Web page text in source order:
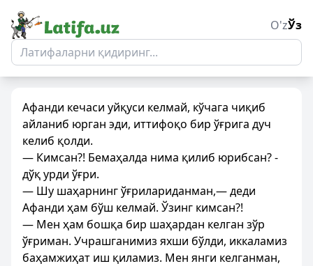
O'zЎз
Афанди кечаси уйқуси келмай, кўчага чиқиб
айланиб юрган эди, иттифоқо бир ўғрига дуч
келиб қолди.
— Кимсан?! Бемаҳалда нима қилиб юрибсан? -
дўқ урди ўғри.
— Шу шаҳарнинг ўғрилариданман,— деди
Афанди ҳам бўш келмай. Ўзинг кимсан?!
— Мен ҳам бошқа бир шаҳардан келган зўр
ўғриман. Учрашганимиз яхши бўлди, иккаламиз
баҳамжиҳат иш қиламиз. Мен янги келганман,